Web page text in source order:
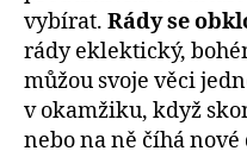
vybírat. Rády se
rády eklektický,
můžou svoje věci
v okamžiku, když
nebo na ně číhá